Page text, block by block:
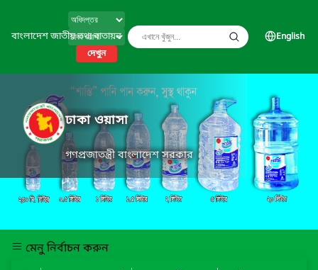
বাংলাদেশ জাতীয় তথ্য বাতায়ন
দেখুন
English
ঢাকা ওয়াসা
গণপ্রজাতন্ত্রী বাংলাদেশ সরকার
মেনু নির্বাচন করুন